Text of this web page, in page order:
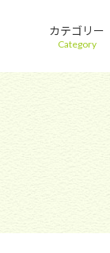
カテゴリー
Category